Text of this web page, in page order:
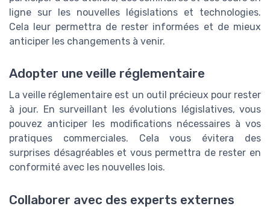
ligne sur les nouvelles législations et technologies.
Cela leur permettra de rester informées et de mieux
anticiper les changements à venir.
Adopter une veille réglementaire
La veille réglementaire est un outil précieux pour rester
à jour. En surveillant les évolutions législatives, vous
pouvez anticiper les modifications nécessaires à vos
pratiques commerciales. Cela vous évitera des
surprises désagréables et vous permettra de rester en
conformité avec les nouvelles lois.
Collaborer avec des experts externes